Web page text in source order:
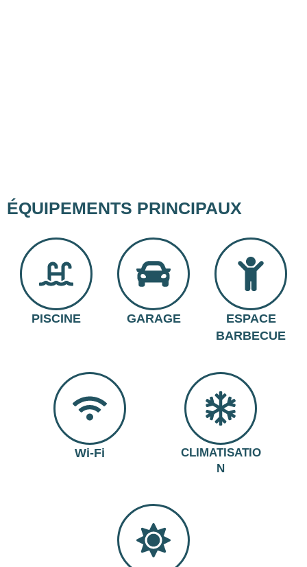
ÉQUIPEMENTS PRINCIPAUX
PISCINE GARAGE
ESPACE
BARBECUE
Wi-Fi
CLIMATISATIO
N